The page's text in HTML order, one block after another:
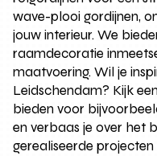
wave-plooi gordijnen,
jouw interieur. We
raamdecoratie
maatvoering. Wil je
Leidschendam? Kijk
bieden voor
en verbaas je over het
gerealiseerde projecten